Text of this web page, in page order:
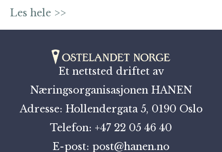
Les hele >>
Et nettsted driftet av
Næringsorganisasjonen HANEN
Adresse: Hollendergata 5, 0190 Oslo
Telefon: +47 22 05 46 40
E-post: post@hanen.no